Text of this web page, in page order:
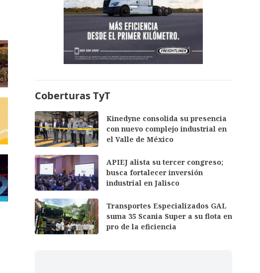
Coberturas TyT
Kinedyne consolida su presencia
con nuevo complejo industrial en
el Valle de México
APIEJ alista su tercer congreso;
busca fortalecer inversión
industrial en Jalisco
Transportes Especializados GAL
suma 35 Scania Super a su flota en
pro de la eficiencia